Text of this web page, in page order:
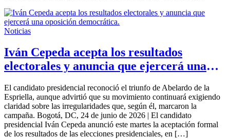
Noticias
Iván Cepeda acepta los resultados
electorales y anuncia que ejercerá una
El candidato presidencial reconoció el triunfo de Abelardo de la
Espriella, aunque advirtió que su movimiento continuará exigiendo
claridad sobre las irregularidades que, según él, marcaron la
campaña. Bogotá, DC, 24 de junio de 2026 | El candidato
presidencial Iván Cepeda anunció este martes la aceptación formal
de los resultados de las elecciones presidenciales, en […]